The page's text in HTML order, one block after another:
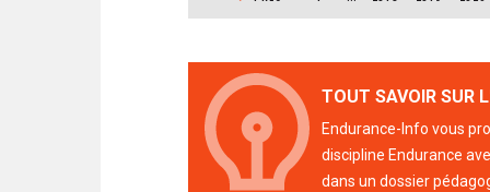
TOUT SAVOIR SUR
Endurance-Info vous
discipline Endurance
dans un dossier